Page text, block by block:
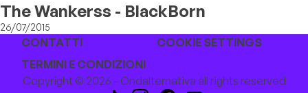
The Wankerss - BlackBorn
26/07/2015
CONTATTI
COOKIE SETTINGS
TERMINI E CONDIZIONI
Copyright © 2026 - Ondalternativa all rights reserved